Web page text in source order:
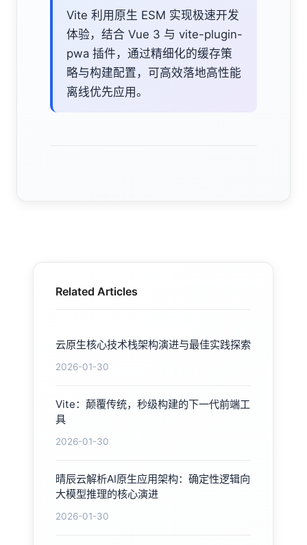
Vite 利用原生 ESM 实现极速开发
体验，结合 Vue 3 与 vite-plugin-
pwa 插件，通过精细化的缓存策
略与构建配置，可高效落地高性能
离线优先应用。
Related Articles
云原生核心技术栈架构演进与最佳实践探索
2026-01-30
Vite：颠覆传统，秒级构建的下一代前端工
具
2026-01-30
晴辰云解析AI原生应用架构：确定性逻辑向
大模型推理的核心演进
2026-01-30